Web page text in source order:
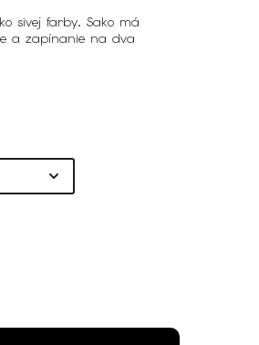
sivej farby. Sako má
a zapínanie na dva